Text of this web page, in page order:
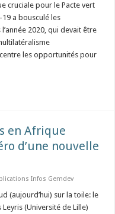
cruciale pour le Pacte vert
a bousculé les
2020, qui devait être
les opportunités pour
en Afrique
d’une nouvelle
Infos Gemdev
(aujourd’hui) sur la toile: le
(Université de Lille)